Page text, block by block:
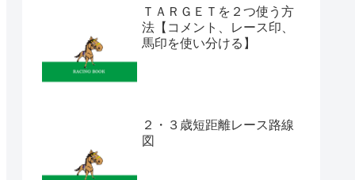
ＴＡＲＧＥＴを２つ使う方
法【コメント、レース印、
馬印を使い分ける】
２・３歳短距離レース路線
図